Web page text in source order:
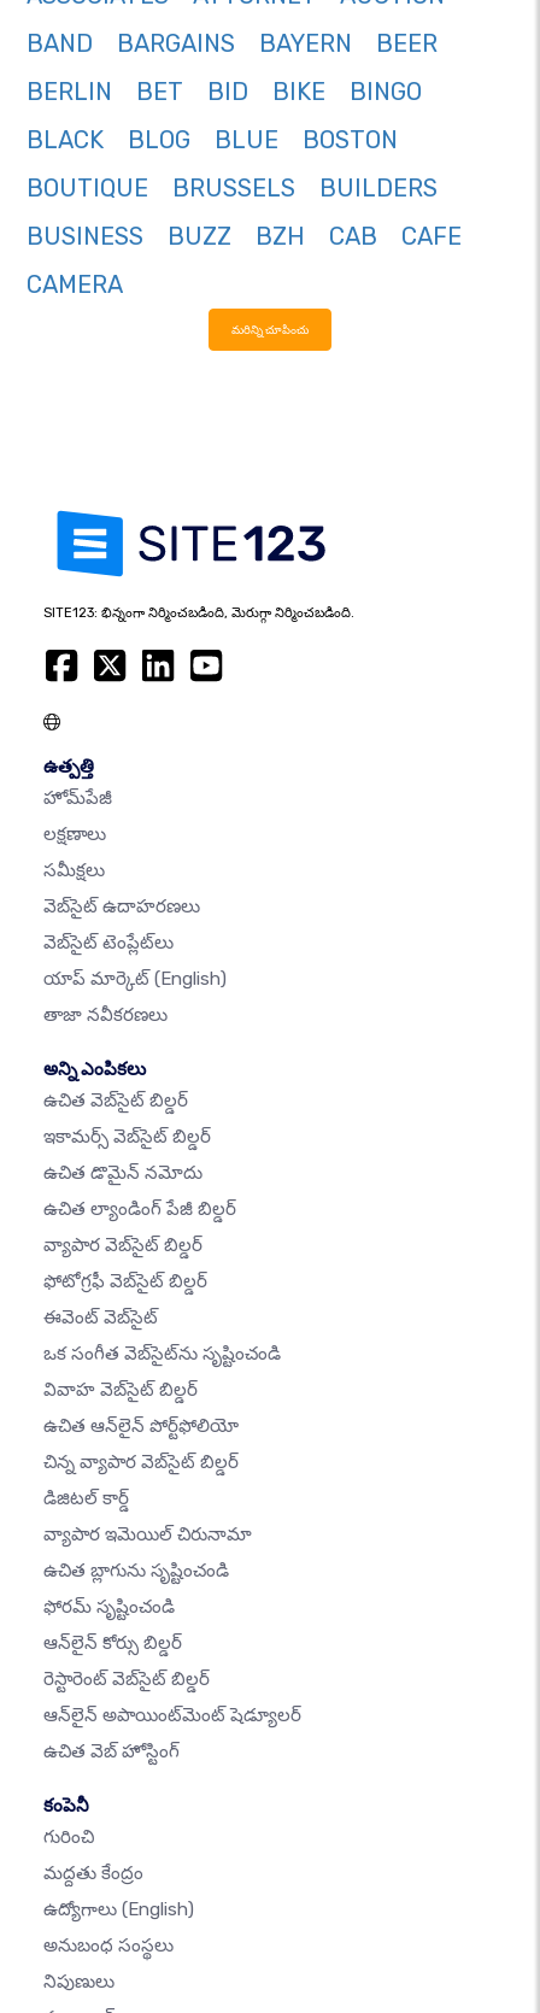
BAND
BARGAINS BAYERN
BEER
BERLIN
BET BID BIKE
BINGO
BLACK
BLOG BLUE
BOSTON
BOUTIQUE
BRUSSELS
BUILDERS
BUSINESS
BUZZ BZH CAB
CAFE
CAMERA
మరిన్ని చూపించు
SITE123: భిన్నంగా నిర్మించబడింది, మెరుగ్గా నిర్మించబడింది.
ఉత్పత్తి
హోమ్‌పేజీ
లక్షణాలు
సమీక్షలు
వెబ్‌సైట్ ఉదాహరణలు
వెబ్‌సైట్ టెంప్లేట్‌లు
యాప్ మార్కెట్ (English)
తాజా నవీకరణలు
అన్ని ఎంపికలు
ఉచిత వెబ్‌సైట్ బిల్డర్
ఇకామర్స్ వెబ్‌సైట్ బిల్డర్
ఉచిత డొమైన్ నమోదు
ఉచిత ల్యాండింగ్ పేజీ బిల్డర్
వ్యాపార వెబ్‌సైట్ బిల్డర్
ఫోటోగ్రఫీ వెబ్‌సైట్ బిల్డర్
ఈవెంట్ వెబ్‌సైట్
ఒక సంగీత వెబ్‌సైట్‌ను సృష్టించండి
వివాహ వెబ్‌సైట్ బిల్డర్
ఉచిత ఆన్‌లైన్ పోర్ట్‌ఫోలియో
చిన్న వ్యాపార వెబ్‌సైట్ బిల్డర్
డిజిటల్ కార్డ్
వ్యాపార ఇమెయిల్ చిరునామా
ఉచిత బ్లాగును సృష్టించండి
ఫోరమ్ సృష్టించండి
ఆన్‌లైన్ కోర్సు బిల్డర్
రెస్టారెంట్ వెబ్‌సైట్ బిల్డర్
ఆన్‌లైన్ అపాయింట్‌మెంట్ షెడ్యూలర్
ఉచిత వెబ్ హోస్టింగ్
కంపెనీ
గురించి
మద్దతు కేంద్రం
ఉద్యోగాలు (English)
అనుబంధ సంస్థలు
నిపుణులు